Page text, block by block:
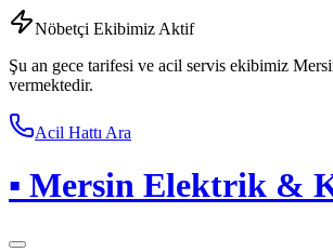
Nöbetçi Ekibimiz Aktif
Şu an gece tarifesi ve acil servis ekibimiz
vermektedir.
Acil Hattı Ara
▪ Mersin Elektrik &